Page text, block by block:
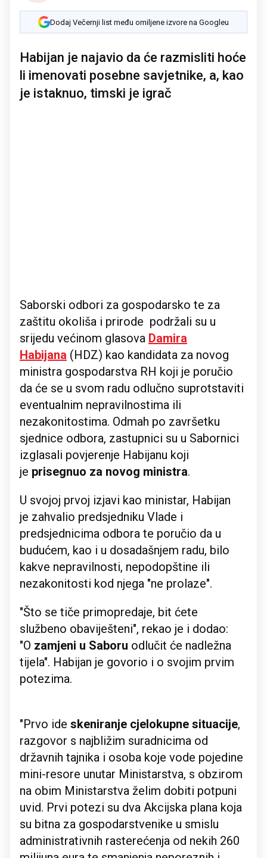
Dodaj Večernji list među omiljene izvore na Googleu
Habijan je najavio da će razmisliti hoće
li imenovati posebne savjetnike, a, kao
je istaknuo, timski je igrač
Saborski odbori za gospodarsko te za
zaštitu okoliša i prirode podržali su u
srijedu većinom glasova Damira
Habijana (HDZ) kao kandidata za novog
ministra gospodarstva RH koji je poručio
da će se u svom radu odlučno suprotstaviti
eventualnim nepravilnostima ili
nezakonitostima. Odmah po završetku
sjednice odbora, zastupnici su u Sabornici
izglasali povjerenje Habijanu koji
je prisegnuo za novog ministra.
U svojoj prvoj izjavi kao ministar, Habijan
je zahvalio predsjedniku Vlade i
predsjednicima odbora te poručio da u
budućem, kao i u dosadašnjem radu, bilo
kakve nepravilnosti, nepodopštine ili
nezakonitosti kod njega "ne prolaze".
"Što se tiče primopredaje, bit ćete
službeno obaviješteni", rekao je i dodao:
"O zamjeni u Saboru odlučit će nadležna
tijela". Habijan je govorio i o svojim prvim
potezima.
"Prvo ide skeniranje cjelokupne situacije,
razgovor s najbližim suradnicima od
državnih tajnika i osoba koje vode pojedine
mini-resore unutar Ministarstva, s obzirom
na obim Ministarstva želim dobiti potpuni
uvid. Prvi potezi su dva Akcijska plana koja
su bitna za gospodarstvenike u smislu
administrativnih rasterećenja od nekih 260